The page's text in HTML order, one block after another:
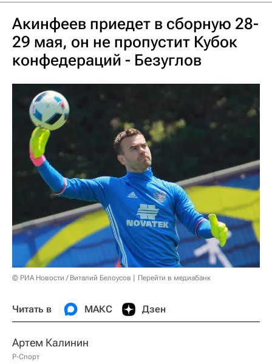
Акинфеев приедет в сборную 28-
29 мая, он не пропустит Кубок
конфедераций - Безуглов
© РИА Новости / Виталий Белоусов Перейти в медиабанк
Читать в МАКС Дзен
Артем Калинин
Р-Спорт